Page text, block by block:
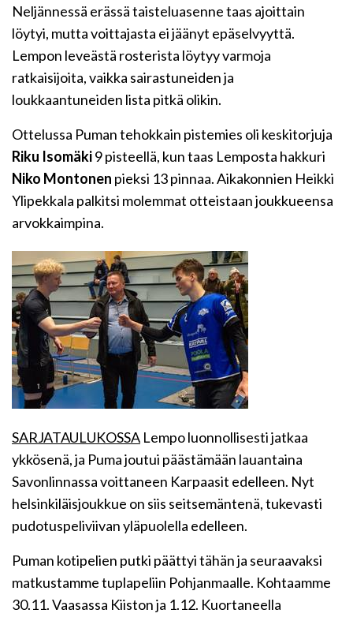
Neljännessä erässä taisteluasenne taas ajoittain
löytyi, mutta voittajasta ei jäänyt epäselvyyttä.
Lempon leveästä rosterista löytyy varmoja
ratkaisijoita, vaikka sairastuneiden ja
loukkaantuneiden lista pitkä olikin.
Ottelussa Puman tehokkain pistemies oli keskitorjuja
Riku Isomäki9 pisteellä, kun taas Lemposta hakkuri
Niko Montonen pieksi 13 pinnaa. Aikakonnien Heikki
Ylipekkala palkitsi molemmat otteistaan joukkueensa
arvokkaimpina.
SARJATAULUKOSSA Lempo luonnollisesti jatkaa
ykkösenä, ja Puma joutui päästämään lauantaina
Savonlinnassa voittaneen Karpaasit edelleen. Nyt
helsinkiläisjoukkue on siis seitsemäntenä, tukevasti
pudotuspeliviivan yläpuolella edelleen.
Puman kotipelien putki päättyi tähän ja seuraavaksi
matkustamme tuplapeliin Pohjanmaalle. Kohtaamme
30.11. Vaasassa Kiiston ja 1.12. Kuortaneella